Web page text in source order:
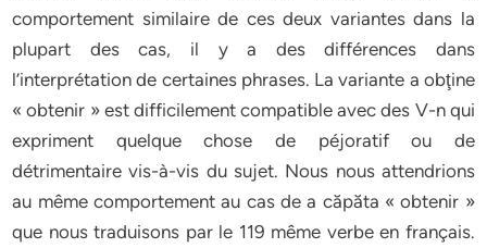
comportement similaire de ces deux variantes dans la
plupart des cas, il y a des différences dans
l’interprétation de certaines phrases. La variante a obţine
« obtenir » est difficilement compatible avec des V-n qui
expriment quelque chose de péjoratif ou de
détrimentaire vis-à-vis du sujet. Nous nous attendrions
au même comportement au cas de a căpăta « obtenir »
que nous traduisons par le 119 même verbe en français.